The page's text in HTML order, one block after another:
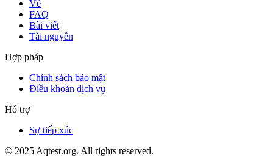
Về
FAQ
Bài viết
Tài nguyên
Hợp pháp
Chính sách bảo mật
Điều khoản dịch vụ
Hỗ trợ
Sự tiếp xúc
© 2025 Aqtest.org. All rights reserved.